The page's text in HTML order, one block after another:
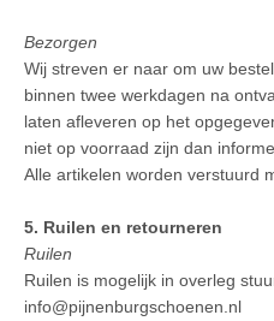
Bezorgen
Wij streven er naar om uw
binnen twee werkdagen na
laten afleveren op het
niet op voorraad zijn dan
Alle artikelen worden verstuurd
5. Ruilen en retourneren
Ruilen
Ruilen is mogelijk in overleg
info@pijnenburgschoenen.nl